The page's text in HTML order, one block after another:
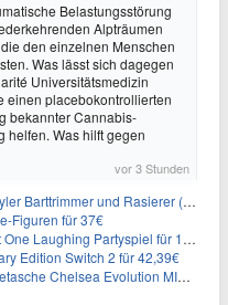
Belastungsstörung
Alpträumen
den einzelnen Menschen
Was lässt sich dagegen
Universitätsmedizin
einen placebokontrollierten
bekannter Cannabis-
helfen. Was hilft gegen
vor 3 Stunden
und Rasierer (All in One) für 16€
Figuren für 37€
Laughing Partyspiel für 14,04€
Edition Switch 2 für 42,39€
Chelsea Evolution MID 54L für 29,99€